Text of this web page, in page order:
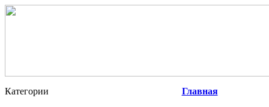
Категории
Главная